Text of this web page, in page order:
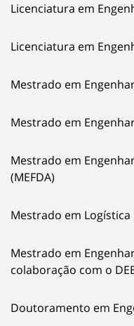
Licenciatura em
Licenciatura em
Mestrado em
Mestrado em
Mestrado em
(MEFDA)
Mestrado em
Mestrado em
colaboração com o
Doutoramento em